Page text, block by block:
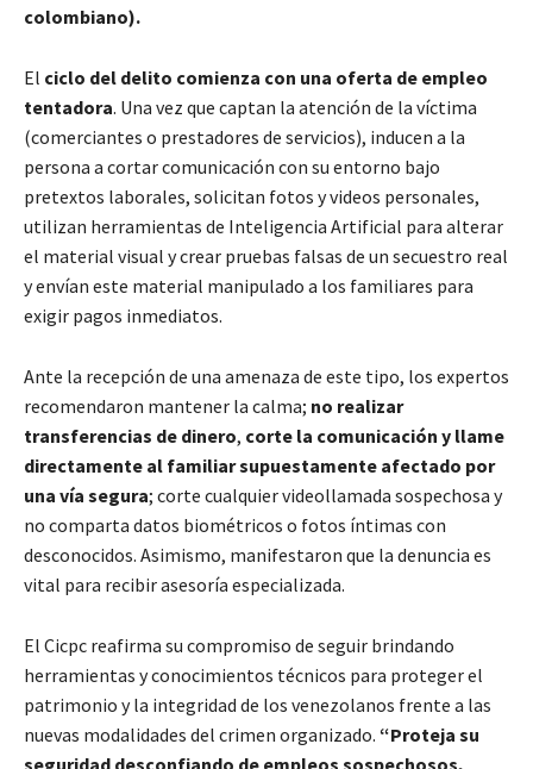
colombiano).
El ciclo del delito comienza con una oferta de empleo
tentadora. Una vez que captan la atención de la víctima
(comerciantes o prestadores de servicios), inducen a la
persona a cortar comunicación con su entorno bajo
pretextos laborales, solicitan fotos y videos personales,
utilizan herramientas de Inteligencia Artificial para alterar
el material visual y crear pruebas falsas de un secuestro real
y envían este material manipulado a los familiares para
exigir pagos inmediatos.
Ante la recepción de una amenaza de este tipo, los expertos
recomendaron mantener la calma; no realizar
transferencias de dinero, corte la comunicación y llame
directamente al familiar supuestamente afectado por
una vía segura; corte cualquier videollamada sospechosa y
no comparta datos biométricos o fotos íntimas con
desconocidos. Asimismo, manifestaron que la denuncia es
vital para recibir asesoría especializada.
El Cicpc reafirma su compromiso de seguir brindando
herramientas y conocimientos técnicos para proteger el
patrimonio y la integridad de los venezolanos frente a las
nuevas modalidades del crimen organizado. “Proteja su
seguridad desconfiando de empleos sospechosos,